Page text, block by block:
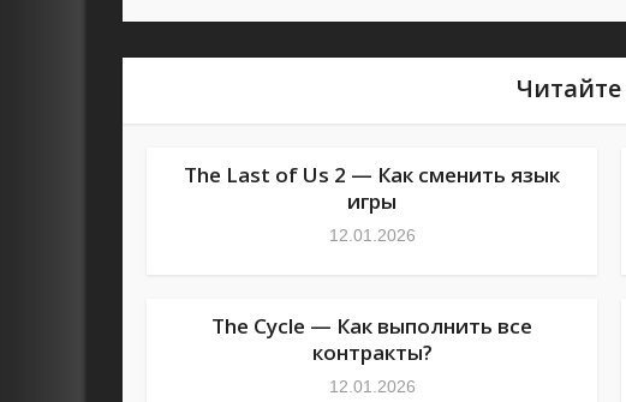
The Last of Us 2 — Как сменить язык
игры
12.01.2026
The Cycle — Как выполнить все
контракты?
12.01.2026